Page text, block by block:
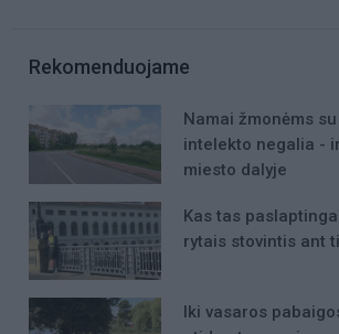
Rekomenduojame
Namai žmonėms
intelekto negalia -
miesto dalyje
Kas tas
rytais stovintis ant
Iki vasaros